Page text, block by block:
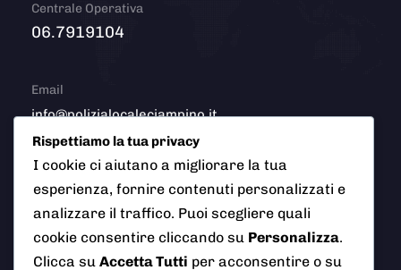
Centrale Operativa
06.7919104
Email
info@polizialocaleciampino.it
© 2026 Polizia Locale del Comune di Ciampino (Roma). Tutti
i diritti riservati
Rispettiamo la tua privacy
I cookie ci aiutano a migliorare la tua
esperienza, fornire contenuti personalizzati e
analizzare il traffico. Puoi scegliere quali
cookie consentire cliccando su Personalizza.
Clicca su Accetta Tutti per acconsentire o su